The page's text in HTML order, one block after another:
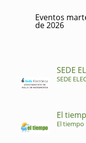
Eventos
de 2026
SEDE
SEDE
El
El tiempo